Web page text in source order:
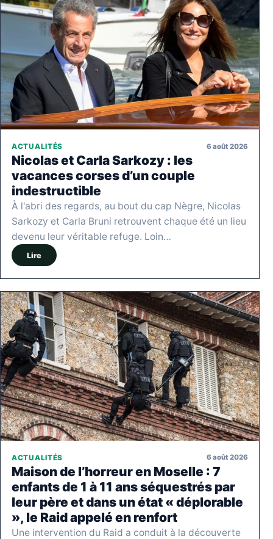
ACTUALITÉS 6 août 2026
Nicolas et Carla Sarkozy : les
vacances corses d’un couple
indestructible
À l'abri des regards, au bout du cap Nègre, Nicolas
Sarkozy et Carla Bruni retrouvent chaque été un lieu
devenu leur véritable refuge. Loin…
Lire
ACTUALITÉS 6 août 2026
Maison de l’horreur en Moselle : 7
enfants de 1 à 11 ans séquestrés par
leur père et dans un état « déplorable
», le Raid appelé en renfort
Une intervention du Raid a conduit à la découverte